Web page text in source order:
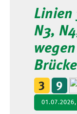
Linien
N3,
wegen